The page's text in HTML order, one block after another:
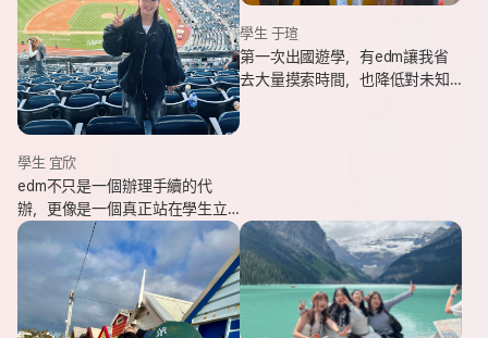
學生 宜欣
edm不只是一個辦理手續的代
辦，更像是一個真正站在學生立
場、陪伴並支持你完成留遊學夢
想的夥伴。這也是我會想推薦
edm的原因。
學生 于瑄
第一次出國遊學，有edm讓我省
去大量摸索時間，也降低對未知